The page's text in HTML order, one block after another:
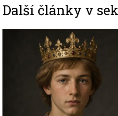
Další články v